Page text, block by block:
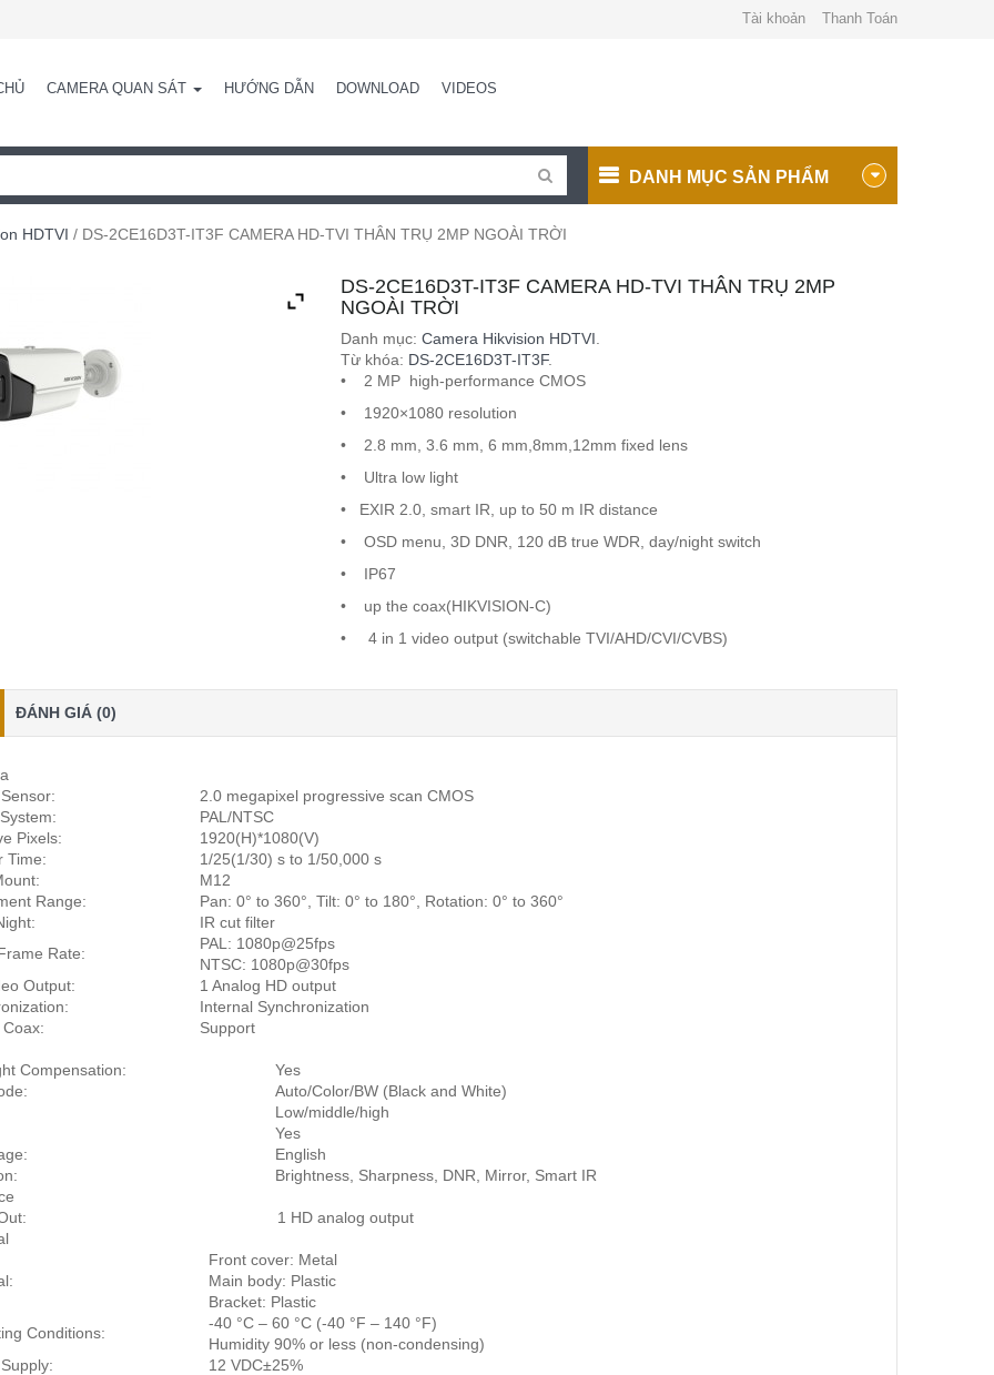
Tài khoản Thanh Toán
CAMERA QUAN SÁT HƯỚNG DẪN DOWNLOAD VIDEOS
DANH MỤC SẢN PHẨM
HDTVI / DS-2CE16D3T-IT3F CAMERA HD-TVI THÂN TRỤ 2MP NGOÀI TRỜI
DS-2CE16D3T-IT3F CAMERA HD-TVI THÂN TRỤ 2MP
NGOÀI TRỜI
Danh mục:Camera Hikvision HDTVI
Từ khóa: DS-2CE16D3T-IT3F.
• 2 MP high-performance CMOS
• 1920×1080 resolution
• 2.8 mm, 3.6 mm, 6 mm,8mm,12mm fixed lens
• Ultra low light
• EXIR 2.0, smart IR, up to 50 m IR distance
• OSD menu, 3D DNR, 120 dB true WDR, day/night switch
• IP67
• up the coax(HIKVISION-C)
• 4 in 1 video output (switchable TVI/AHD/CVI/CVBS)
ĐÁNH GIÁ (0)
2.0 megapixel progressive scan CMOS
PAL/NTSC
Pixels:
1920(H)*1080(V)
Time:
1/25(1/30) s to 1/50,000 s
M12
Range:
Pan: 0° to 360°, Tilt: 0° to 180°, Rotation: 0° to 360°
IR cut filter
Rate:
PAL: 1080p@25fps
NTSC: 1080p@30fps
Output:
1 Analog HD output
Internal Synchronization
Support
Compensation:
Yes
Auto/Color/BW (Black and White)
Low/middle/high
Yes
English
Brightness, Sharpness, DNR, Mirror, Smart IR
1 HD analog output
Front cover: Metal
Main body: Plastic
Bracket: Plastic
Conditions:
-40 °C – 60 °C (-40 °F – 140 °F)
Humidity 90% or less (non-condensing)
12 VDC±25%